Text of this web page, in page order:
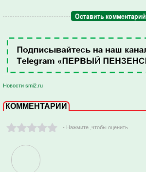
Оставить комментарий
Новости smi2.ru
КОММЕНТАРИИ
- Нажмите ,чтобы оценить